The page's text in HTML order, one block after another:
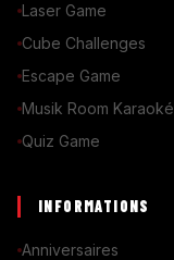
Laser Game
Cube Challenges
Escape Game
Musik Room Karaoké
Quiz Game
INFORMATIONS
Anniversaires